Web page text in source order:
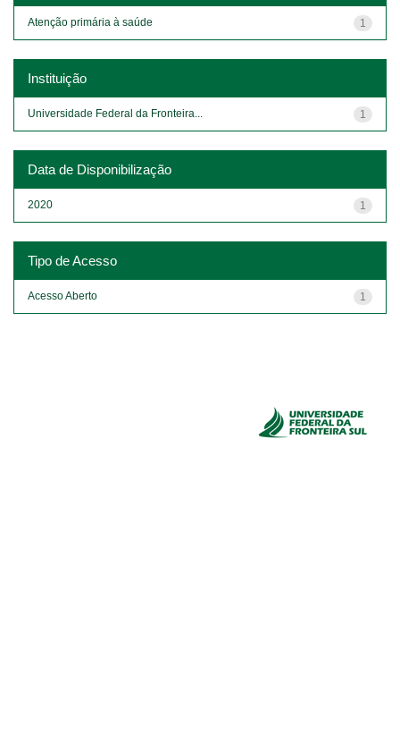
1
Atenção primária à saúde
Instituição
1
Universidade Federal da Fronteira...
Data de Disponibilização
1
2020
Tipo de Acesso
1
Acesso Aberto